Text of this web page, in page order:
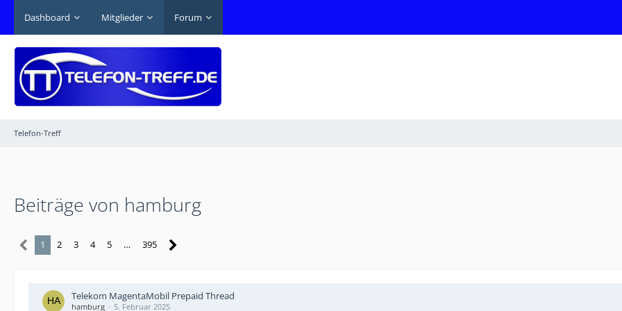
Dashboard Mitglieder Forum
Telefon-Treff
Beiträge von hamburg
1 2 3 4 5 … 395
Telekom MagentaMobil Prepaid Thread
hamburg 5. Februar 2025